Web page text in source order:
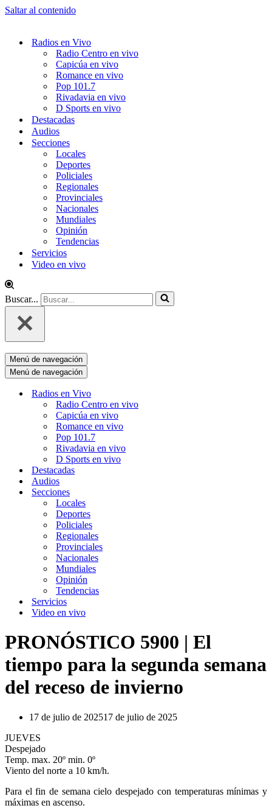
Saltar al contenido
Radios en Vivo
Radio Centro en vivo
Capicúa en vivo
Romance en vivo
Pop 101.7
Rivadavia en vivo
D Sports en vivo
Destacadas
Audios
Secciones
Locales
Deportes
Policiales
Regionales
Provinciales
Nacionales
Mundiales
Opinión
Tendencias
Servicios
Video en vivo
Buscar...
Menú de navegación
Menú de navegación
Radios en Vivo
Radio Centro en vivo
Capicúa en vivo
Romance en vivo
Pop 101.7
Rivadavia en vivo
D Sports en vivo
Destacadas
Audios
Secciones
Locales
Deportes
Policiales
Regionales
Provinciales
Nacionales
Mundiales
Opinión
Tendencias
Servicios
Video en vivo
PRONÓSTICO 5900 | El
tiempo para la segunda semana
del receso de invierno
17 de julio de 202517 de julio de 2025
JUEVES
Despejado
Temp. max. 20º min. 0º
Viento del norte a 10 km/h.
Para el fin de semana cielo despejado con temperaturas mínimas y
máximas en ascenso.